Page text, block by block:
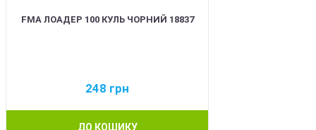
FMA ЛОАДЕР 100 КУЛЬ ЧОРНИЙ 18837
248 грн
ДО КОШИКУ